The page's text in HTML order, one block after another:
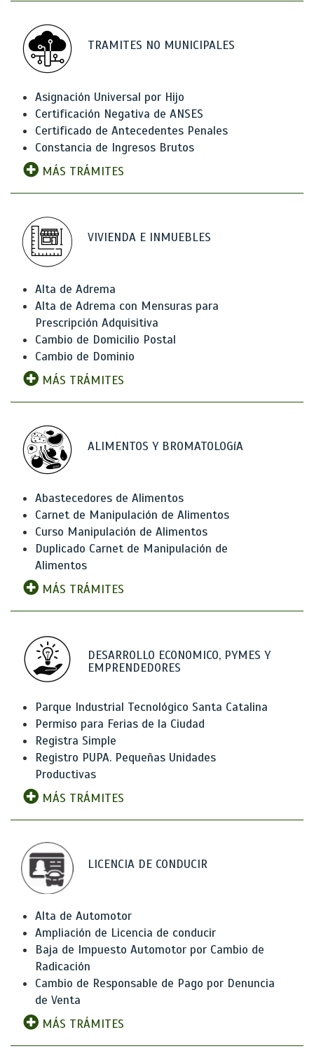
TRAMITES NO MUNICIPALES
Asignación Universal por Hijo
Certificación Negativa de ANSES
Certificado de Antecedentes Penales
Constancia de Ingresos Brutos
MÁS TRÁMITES
VIVIENDA E INMUEBLES
Alta de Adrema
Alta de Adrema con Mensuras para
Prescripción Adquisitiva
Cambio de Domicilio Postal
Cambio de Dominio
MÁS TRÁMITES
ALIMENTOS Y BROMATOLOGíA
Abastecedores de Alimentos
Carnet de Manipulación de Alimentos
Curso Manipulación de Alimentos
Duplicado Carnet de Manipulación de
Alimentos
MÁS TRÁMITES
DESARROLLO ECONOMICO, PYMES Y
EMPRENDEDORES
Parque Industrial Tecnológico Santa Catalina
Permiso para Ferias de la Ciudad
Registra Simple
Registro PUPA. Pequeñas Unidades
Productivas
MÁS TRÁMITES
LICENCIA DE CONDUCIR
Alta de Automotor
Ampliación de Licencia de conducir
Baja de Impuesto Automotor por Cambio de
Radicación
Cambio de Responsable de Pago por Denuncia
de Venta
MÁS TRÁMITES